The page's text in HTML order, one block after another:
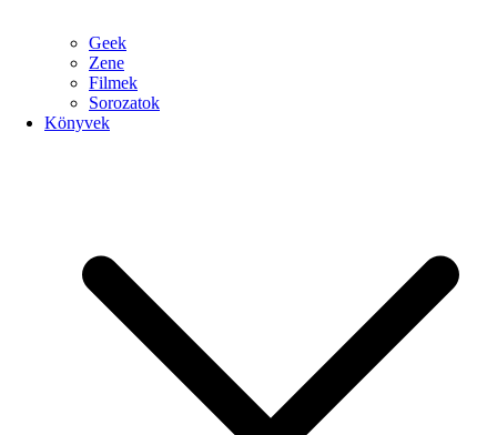
Geek
Zene
Filmek
Sorozatok
Könyvek